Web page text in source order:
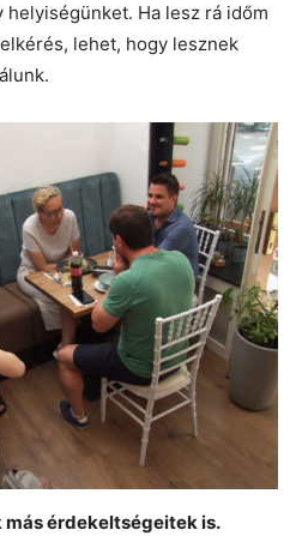
helyiségünket. Ha lesz rá időm
lehet, hogy lesznek
érdekeltségeitek is.